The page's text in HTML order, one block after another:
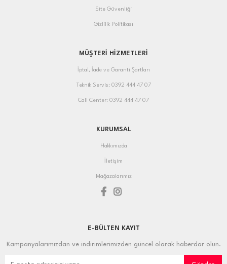
Site Güvenliği
Gizlilik Politikası
MÜŞTERİ HİZMETLERİ
İptal, İade ve Garanti Şartları
Teknik Servis: 0392 444 47 07
Call Center: 0392 444 47 07
KURUMSAL
Hakkımızda
İletişim
Mağazalarımız
E-BÜLTEN KAYIT
Kampanyalarımızdan ve indirimlerimizden güncel olarak haberdar olun.